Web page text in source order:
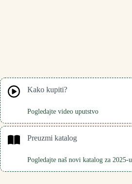
Kako kupiti?
Pogledajte video uputstvo
Preuzmi katalog
Pogledajte naš novi katalog za 2025-